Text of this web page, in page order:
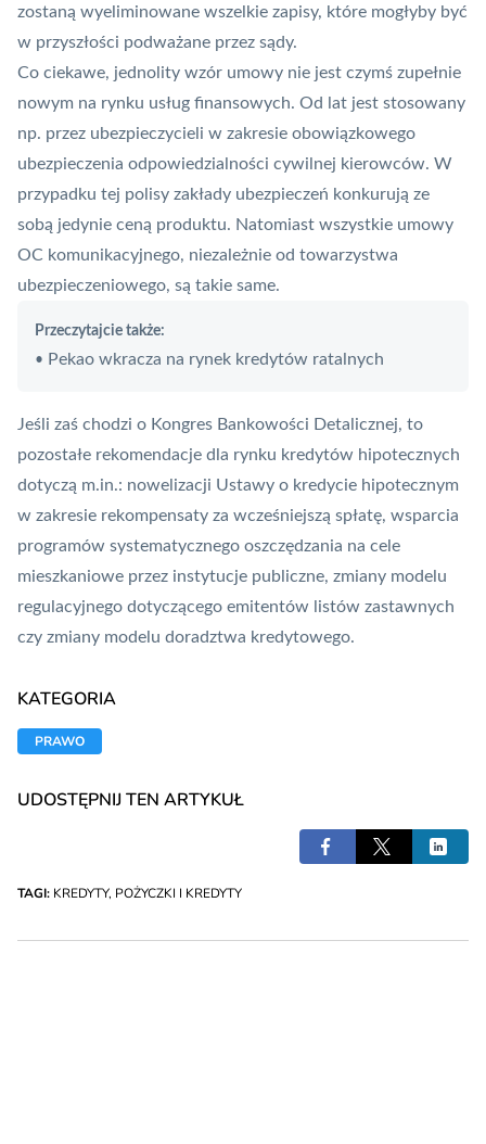
zostaną wyeliminowane wszelkie zapisy, które mogłyby być
w przyszłości podważane przez sądy.
Co ciekawe, jednolity wzór umowy nie jest czymś zupełnie
nowym na rynku usług finansowych. Od lat jest stosowany
np. przez ubezpieczycieli w zakresie obowiązkowego
ubezpieczenia odpowiedzialności cywilnej kierowców. W
przypadku tej polisy zakłady ubezpieczeń konkurują ze
sobą jedynie ceną produktu. Natomiast wszystkie umowy
OC komunikacyjnego, niezależnie od towarzystwa
ubezpieczeniowego, są takie same.
Przeczytajcie także:
• Pekao wkracza na rynek kredytów ratalnych
Jeśli zaś chodzi o Kongres Bankowości Detalicznej, to
pozostałe rekomendacje dla rynku kredytów hipotecznych
dotyczą m.in.: nowelizacji Ustawy o kredycie hipotecznym
w zakresie rekompensaty za wcześniejszą spłatę, wsparcia
programów systematycznego oszczędzania na cele
mieszkaniowe przez instytucje publiczne, zmiany modelu
regulacyjnego dotyczącego emitentów listów zastawnych
czy zmiany modelu doradztwa kredytowego.
KATEGORIA
PRAWO
UDOSTĘPNIJ TEN ARTYKUŁ
TAGI: KREDYTY, POŻYCZKI I KREDYTY